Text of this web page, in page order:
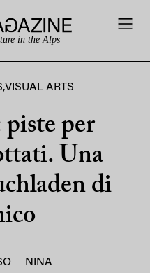
in the Alps
,VISUAL ARTS
piste per
Una
di
NINA